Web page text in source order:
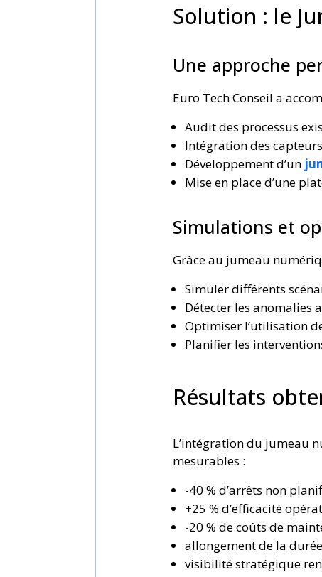
Solution : le
Une approche
Euro Tech Conseil a
Audit des processus
Intégration des
Développement d’un
Mise en place d’une
Simulations et
Grâce au jumeau
Simuler différents
Détecter les anomalies
Optimiser l’utilisation
Planifier les
Résultats
L’intégration du jumeau
mesurables :
-40 % d’arrêts non
+25 % d’efficacité
-20 % de coûts de
allongement de la
visibilité stratégique